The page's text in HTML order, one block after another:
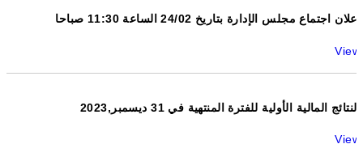
اعلان اجتماع مجلس الإدارة بتاريخ 24/02 الساعة 11:30 صباحا
View
النتائج المالية الأولية للفترة المنتهية في 31 ديسمبر,2023
View